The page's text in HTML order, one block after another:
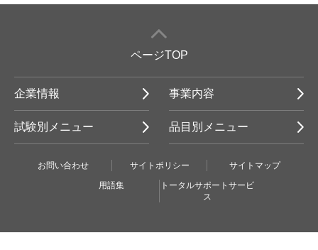
ページTOP
企業情報 事業内容
試験別メニュー 品目別メニュー
お問い合わせ サイトポリシー
サイトマップ
用語集
トータルサポートサービ
ス